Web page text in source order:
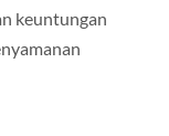
keuntungan